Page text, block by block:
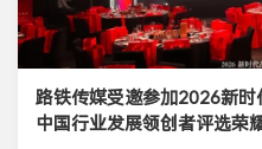
路铁传媒受邀参加2026新
中国行业发展领创者评选荣